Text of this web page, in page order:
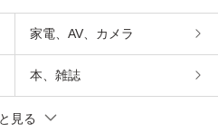
家電、AV、カメラ
本、雑誌
見る